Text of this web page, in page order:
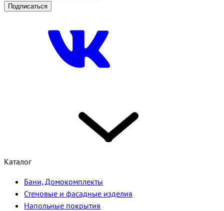
Подписаться
Каталог
Бани, Домокомплекты
Стеновые и фасадные изделия
Напольные покрытия